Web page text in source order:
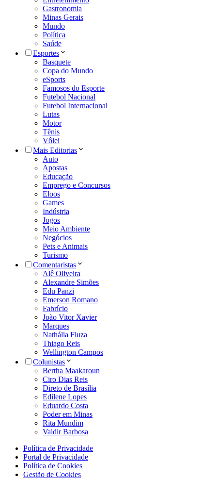
Gastronomia
Minas Gerais
Mundo
Política
Saúde
Esportes
Basquete
Copa do Mundo
eSports
Famosos do Esporte
Futebol Nacional
Futebol Internacional
Lutas
Motor
Tênis
Vôlei
Mais Editorias
Auto
Apostas
Educação
Emprego e Concursos
Eloos
Games
Indústria
Jogos
Meio Ambiente
Negócios
Pets e Animais
Turismo
Comentaristas
Alê Oliveira
Alexandre Simões
Edu Panzi
Emerson Romano
Fabrício
João Vitor Xavier
Marques
Nathália Fiuza
Thiago Reis
Wellington Campos
Colunistas
Bertha Maakaroun
Ciro Dias Reis
Direto de Brasília
Edilene Lopes
Eduardo Costa
Poder em Minas
Rita Mundim
Valdir Barbosa
Política de Privacidade
Portal de Privacidade
Política de Cookies
Gestão de Cookies